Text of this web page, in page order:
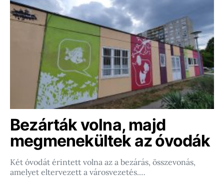
Bezárták volna, majd
megmenekültek az óvodák
Két óvodát érintett volna az a bezárás, összevonás,
amelyet eltervezett a városvezetés.…